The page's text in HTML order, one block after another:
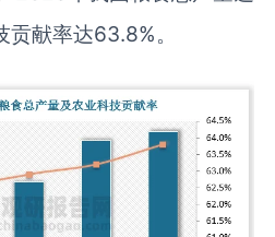
献率达63.8%。